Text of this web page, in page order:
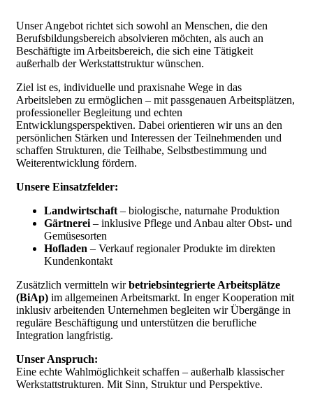
Unser Angebot richtet sich sowohl an Menschen, die den
Berufsbildungsbereich absolvieren möchten, als auch an
Beschäftigte im Arbeitsbereich, die sich eine Tätigkeit
außerhalb der Werkstattstruktur wünschen.
Ziel ist es, individuelle und praxisnahe Wege in das
Arbeitsleben zu ermöglichen – mit passgenauen Arbeitsplätzen,
professioneller Begleitung und echten
Entwicklungsperspektiven. Dabei orientieren wir uns an den
persönlichen Stärken und Interessen der Teilnehmenden und
schaffen Strukturen, die Teilhabe, Selbstbestimmung und
Weiterentwicklung fördern.
Unsere Einsatzfelder:
Landwirtschaft – biologische, naturnahe Produktion
Gärtnerei – inklusive Pflege und Anbau alter Obst- und
Gemüsesorten
Hofladen – Verkauf regionaler Produkte im direkten
Kundenkontakt
Zusätzlich vermitteln wirbetriebsintegrierte Arbeitsplätze
(BiAp) im allgemeinen Arbeitsmarkt. In enger Kooperation mit
inklusiv arbeitenden Unternehmen begleiten wir Übergänge in
reguläre Beschäftigung und unterstützen die berufliche
Integration langfristig.
Unser Anspruch:
Eine echte Wahlmöglichkeit schaffen – außerhalb klassischer
Werkstattstrukturen. Mit Sinn, Struktur und Perspektive.